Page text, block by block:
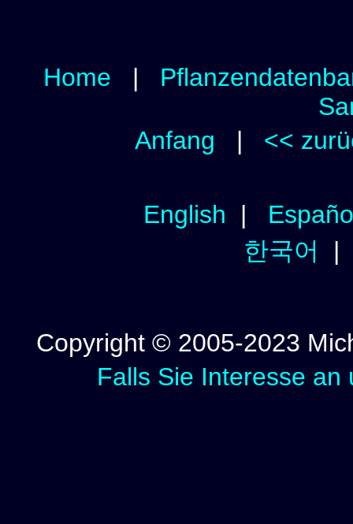
Home |
Anfang | <<
English |
한국어
Copyright © 2005-2023
Falls Sie Interesse